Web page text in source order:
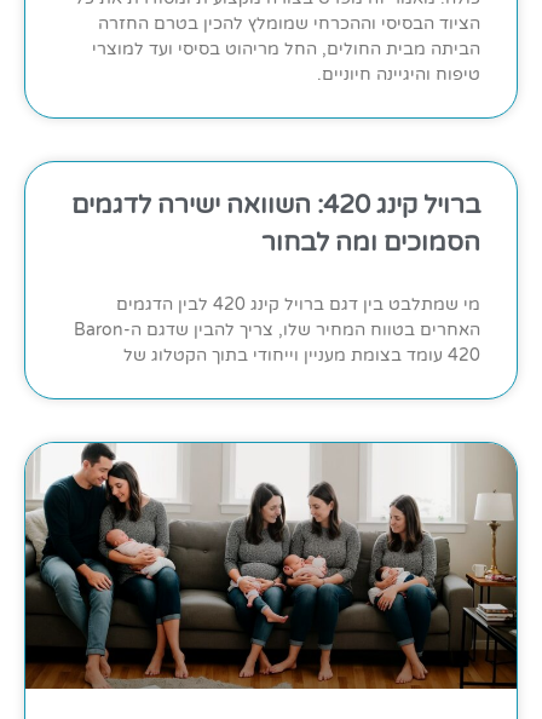
הציוד הבסיסי וההכרחי שמומלץ להכין בטרם החזרה
הביתה מבית החולים, החל מריהוט בסיסי ועד למוצרי
טיפוח והיגיינה חיוניים.
ברויל קינג 420: השוואה ישירה לדגמים
הסמוכים ומה לבחור
מי שמתלבט בין דגם ברויל קינג 420 לבין הדגמים
האחרים בטווח המחיר שלו, צריך להבין שדגם ה-Baron
420 עומד בצומת מעניין וייחודי בתוך הקטלוג של